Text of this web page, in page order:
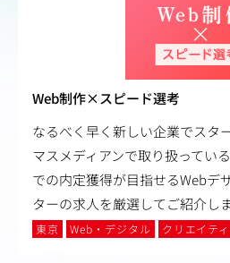
Web制作×スピード選考
なるべく早く新しい企業でスタ
マスメディアンで取り扱ってい
での内定獲得が目指せるWebデ
ターの求人を厳選してご紹介しま
東京 Web・デジタル クリエイテ